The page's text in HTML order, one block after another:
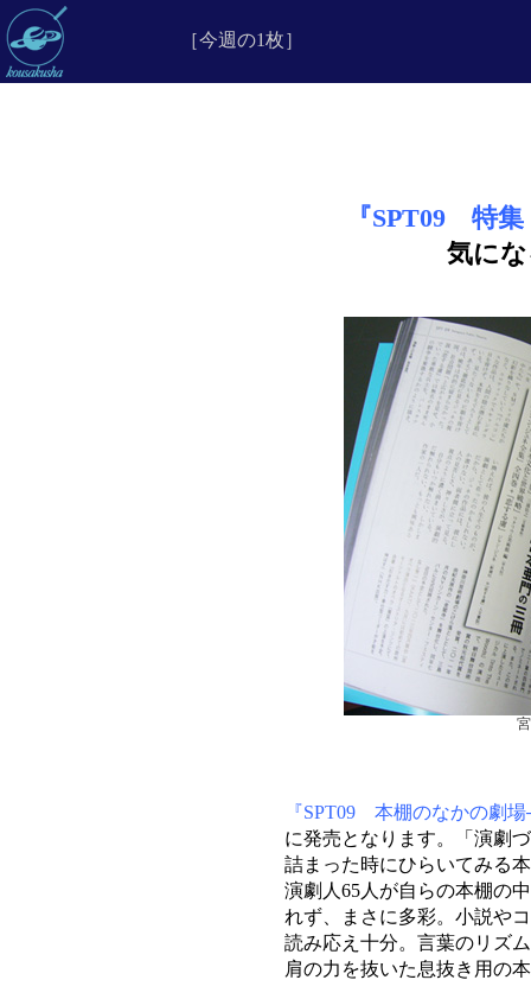
［今週の1枚］
『SPT09 特
気に
『SPT09 本棚のなかの劇
に発売となります。「演劇
詰まった時にひらいてみる
演劇人65人が自らの本棚の
れず、まさに多彩。小説や
読み応え十分。言葉のリズ
肩の力を抜いた息抜き用の